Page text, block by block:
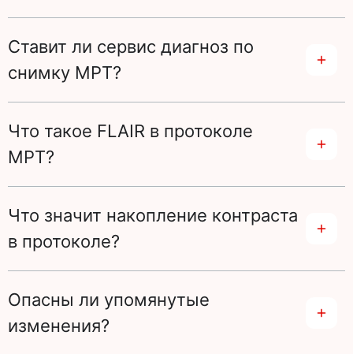
Ставит ли сервис диагноз по
снимку МРТ?
Что такое FLAIR в протоколе
МРТ?
Что значит накопление контраста
в протоколе?
Опасны ли упомянутые
изменения?